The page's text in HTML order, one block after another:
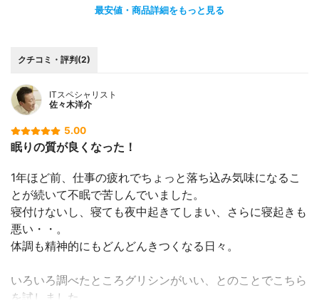
最安値・商品詳細をもっと見る
クチコミ・評判(2)
ITスペシャリスト
佐々木洋介
5.00
眠りの質が良くなった！
1年ほど前、仕事の疲れでちょっと落ち込み気味になるこ
とが続いて不眠で苦しんでいました。
寝付けないし、寝ても夜中起きてしまい、さらに寝起きも
悪い・・。
体調も精神的にもどんどんきつくなる日々。
いろいろ調べたところグリシンがいい、とのことでこちら
を試しました。